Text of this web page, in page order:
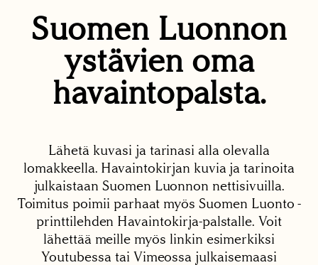
Suomen Luonnon
ystävien oma
havaintopalsta.
Lähetä kuvasi ja tarinasi alla olevalla
lomakkeella. Havaintokirjan kuvia ja tarinoita
julkaistaan Suomen Luonnon nettisivuilla.
Toimitus poimii parhaat myös Suomen Luonto -
printtilehden Havaintokirja-palstalle. Voit
lähettää meille myös linkin esimerkiksi
Youtubessa tai Vimeossa julkaisemaasi